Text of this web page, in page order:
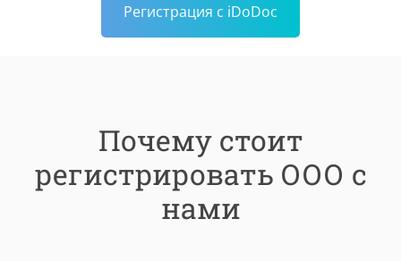
Регистрация с iDoDoc
Почему стоит
регистрировать ООО с
нами